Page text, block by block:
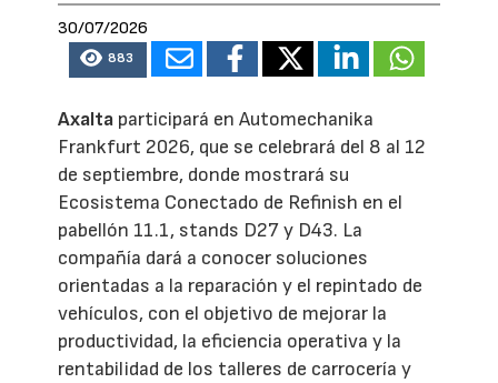
30/07/2026
883
Axalta participará en Automechanika
Frankfurt 2026, que se celebrará del 8 al 12
de septiembre, donde mostrará su
Ecosistema Conectado de Refinish en el
pabellón 11.1, stands D27 y D43. La
compañía dará a conocer soluciones
orientadas a la reparación y el repintado de
vehículos, con el objetivo de mejorar la
productividad, la eficiencia operativa y la
rentabilidad de los talleres de carrocería y